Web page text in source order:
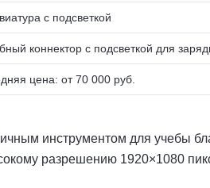
с подсветкой
коннектор с подсветкой для
цена: от 70 000 руб.
инструментом для учебы
разрешению 1920×1080